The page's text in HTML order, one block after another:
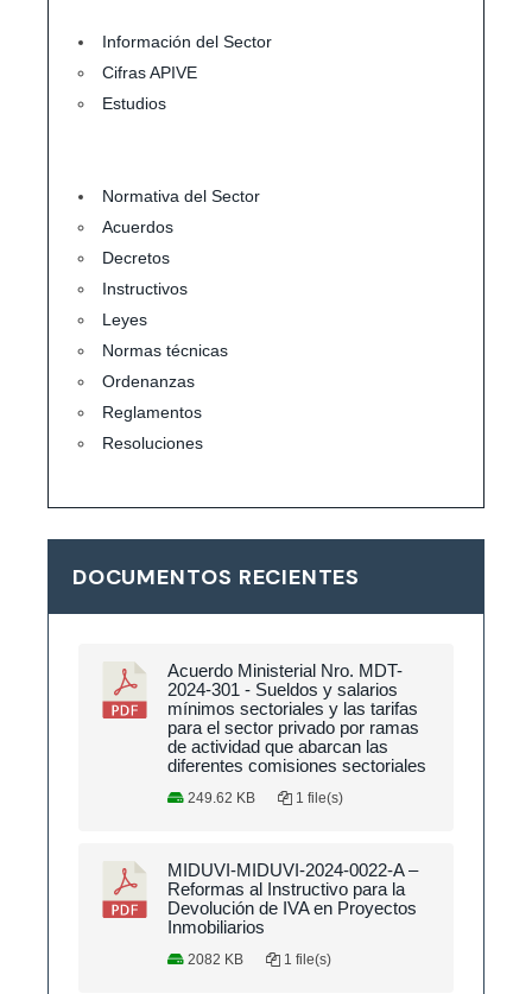
Información del Sector
Cifras APIVE
Estudios
Normativa del Sector
Acuerdos
Decretos
Instructivos
Leyes
Normas técnicas
Ordenanzas
Reglamentos
Resoluciones
DOCUMENTOS RECIENTES
Acuerdo Ministerial Nro. MDT-
2024-301 - Sueldos y salarios
mínimos sectoriales y las tarifas
para el sector privado por ramas
de actividad que abarcan las
diferentes comisiones sectoriales
249.62 KB 1 file(s)
MIDUVI-MIDUVI-2024-0022-A –
Reformas al Instructivo para la
Devolución de IVA en Proyectos
Inmobiliarios
2082 KB 1 file(s)